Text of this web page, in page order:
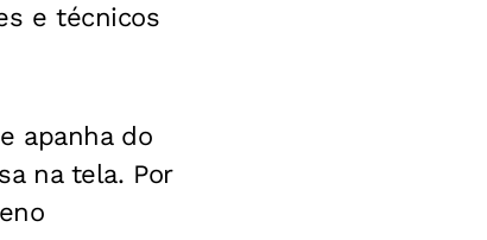
e técnicos
apanha do
na tela. Por